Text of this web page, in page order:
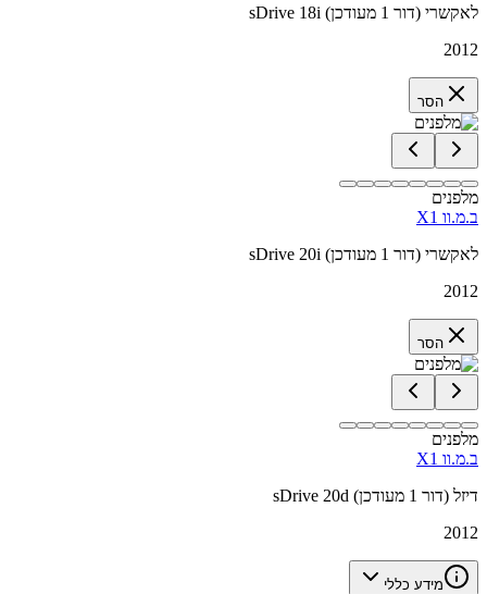
sDrive 18i לאקשרי (דור 1 מעודכן)
2012
הסר
מלפנים
ב.מ.וו X1
sDrive 20i לאקשרי (דור 1 מעודכן)
2012
הסר
מלפנים
ב.מ.וו X1
sDrive 20d דיזל (דור 1 מעודכן)
2012
מידע כללי